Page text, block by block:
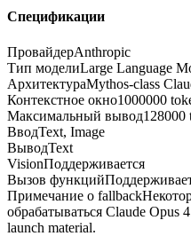
Спецификации
ПровайдерAnthropic
Тип моделиLarge Language
АрхитектураMythos-class
Контекстное окно1000000
Максимальный вывод128000
ВводText, Image
ВыводText
VisionПоддерживается
Вызов функций
Примечание о fallback
обрабатываться Claude Opus
launch material.